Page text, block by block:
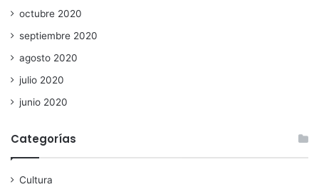
octubre 2020
septiembre 2020
agosto 2020
julio 2020
junio 2020
Categorías
Cultura